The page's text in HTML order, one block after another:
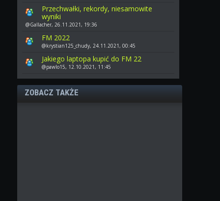
Przechwałki, rekordy, niesamowite
wyniki
@Gallacher, 26.11.2021, 19:36
FM 2022
@krystian125_chudy, 24.11.2021, 00:45
Jakiego laptopa kupić do FM 22
@pawlo15, 12.10.2021, 11:45
ZOBACZ TAKŻE